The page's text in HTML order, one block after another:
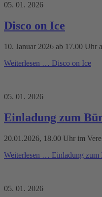
05. 01. 2026
Disco on Ice
10. Januar 2026 ab 17.00 Uhr
Weiterlesen … Disco on Ice
05. 01. 2026
Einladung zum
20.01.2026, 18.00 Uhr im
Weiterlesen … Einladung zum
05. 01. 2026